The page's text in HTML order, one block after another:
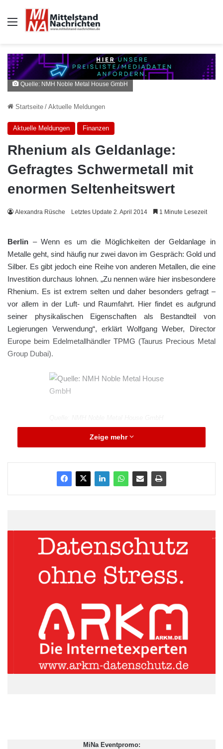
Auswahl
Quelle: NMH Noble Metal House GmbH
Startseite / Aktuelle Meldungen
Aktuelle Meldungen Finanzen
Rhenium als Geldanlage:
Gefragtes Schwermetall mit
enormen Seltenheitswert
Alexandra Rüsche Letztes Update 2. April 2014 1 Minute Lesezeit
Berlin – Wenn es um die Möglichkeiten der Geldanlage in
Metalle geht, sind häufig nur zwei davon im Gespräch: Gold und
Silber. Es gibt jedoch eine Reihe von anderen Metallen, die eine
Investition durchaus lohnen. „Zu nennen wäre hier insbesondere
Rhenium. Es ist extrem selten und daher besonders gefragt –
vor allem in der Luft- und Raumfahrt. Hier findet es aufgrund
seiner physikalischen Eigenschaften als Bestandteil von
Legierungen Verwendung“, erklärt Wolfgang Weber, Director
Europe beim Edelmetallhändler TPMG (Taurus Precious Metal
Group Dubai).
Tatsächlich kommt das 1925 entdeckte, silberweiß glänzende
schwierig, da es ausschließlich in Erzen gebunden ist, und in
der Hauptproduzenten gilt. Die weltweite Fördermenge beträgt
nur etwa 45 Tonnen pro Jahr – zum Vergleich: Bei Gold
sprechen wir von einer jährlichen Fördermenge von rund 2600
Tonnen. Das macht Rhenium, das äußerlich an Platin erinnert,
ungemein wertvoll und als Geldanlage sowohl für institutionelle
Edelmetallspezialisten der TPMG bieten Anlegern daher bereits
seit geraumer Zeit den Erwerb von Rhenium an.
Mit der Luft- und Raumfahrtbranche haben Investoren zudem
einen zuverlässigen Abnehmer für das Metall. Hier steht
Rhenium aufgrund seiner physikalischen Eigenschaften hoch im
Rhenium die zweithöchste Schmelztemperatur aller bekannten
Zeige mehr
MiNa Eventpromo: